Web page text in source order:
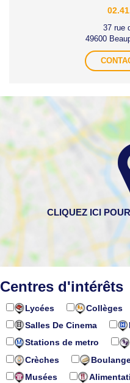
37 rue
49600
Centres d'intérêts
Lycées Collèges
Salles De Cinema
Stations de metro
Crèches
Musées